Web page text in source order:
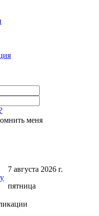
меня
7 августа 2026 г.
пятница